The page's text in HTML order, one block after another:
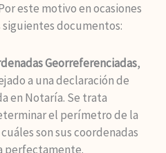
este motivo en ocasiones
documentos:
Georreferenciadas,
a una declaración de
en Notaría. Se trata
el perímetro de la
son sus coordenadas
perfectamente.